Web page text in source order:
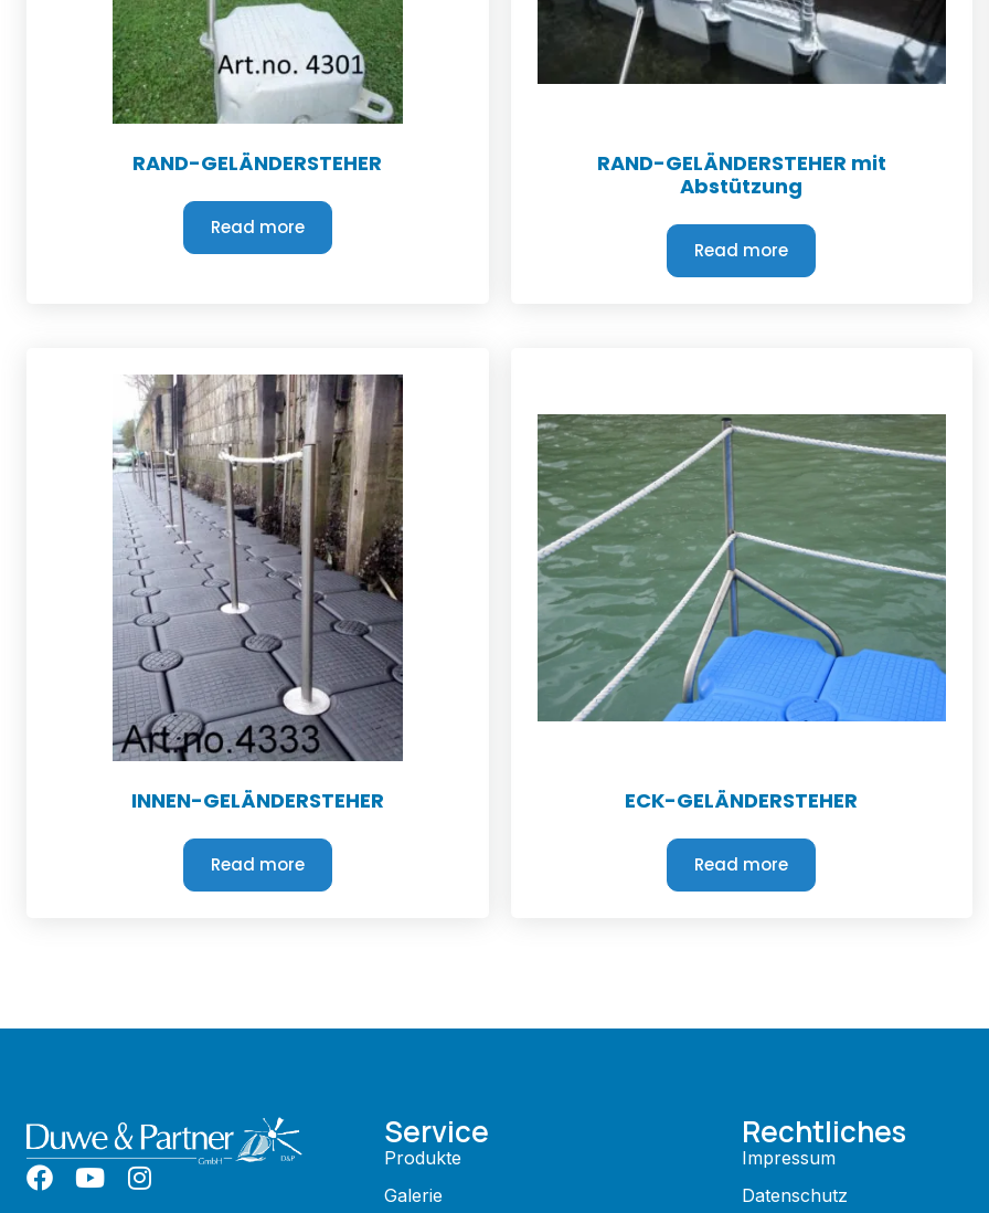
RAND-GELÄNDERSTEHER
Read more
RAND-GELÄNDERSTEHER mit
Abstützung
Read more
INNEN-GELÄNDERSTEHER
Read more
ECK-GELÄNDERSTEHER
Read more
Service
Produkte
Galerie
Rechtliches
Impressum
Datenschutz